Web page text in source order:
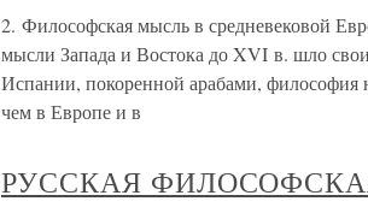
2. Философская мысль в средневековой
мысли Запада и Востока до XVI в. шло
Испании, покоренной арабами, философия
чем в Европе и в
РУССКАЯ